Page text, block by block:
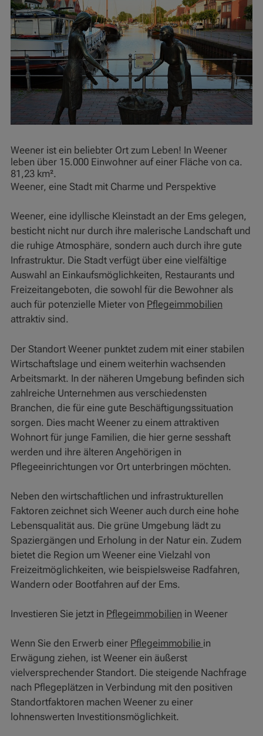
Weener ist ein beliebter Ort zum Leben! In Weener
leben über 15.000 Einwohner auf einer Fläche von ca.
81,23 km².
Weener, eine Stadt mit Charme und Perspektive
Weener, eine idyllische Kleinstadt an der Ems gelegen,
besticht nicht nur durch ihre malerische Landschaft und
die ruhige Atmosphäre, sondern auch durch ihre gute
Infrastruktur. Die Stadt verfügt über eine vielfältige
Auswahl an Einkaufsmöglichkeiten, Restaurants und
Freizeitangeboten, die sowohl für die Bewohner als
auch für potenzielle Mieter von Pflegeimmobilien
attraktiv sind.
Der Standort Weener punktet zudem mit einer stabilen
Wirtschaftslage und einem weiterhin wachsenden
Arbeitsmarkt. In der näheren Umgebung befinden sich
zahlreiche Unternehmen aus verschiedensten
Branchen, die für eine gute Beschäftigungssituation
sorgen. Dies macht Weener zu einem attraktiven
Wohnort für junge Familien, die hier gerne sesshaft
werden und ihre älteren Angehörigen in
Pflegeeinrichtungen vor Ort unterbringen möchten.
Neben den wirtschaftlichen und infrastrukturellen
Faktoren zeichnet sich Weener auch durch eine hohe
Lebensqualität aus. Die grüne Umgebung lädt zu
Spaziergängen und Erholung in der Natur ein. Zudem
bietet die Region um Weener eine Vielzahl von
Freizeitmöglichkeiten, wie beispielsweise Radfahren,
Wandern oder Bootfahren auf der Ems.
Investieren Sie jetzt in Pflegeimmobilien in Weener
Wenn Sie den Erwerb einer Pflegeimmobilie in
Erwägung ziehen, ist Weener ein äußerst
vielversprechender Standort. Die steigende Nachfrage
nach Pflegeplätzen in Verbindung mit den positiven
Standortfaktoren machen Weener zu einer
lohnenswerten Investitionsmöglichkeit.